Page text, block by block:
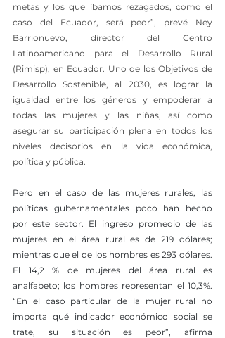
metas y los que íbamos rezagados, como el
caso del Ecuador, será peor”, prevé Ney
Barrionuevo, director del Centro
Latinoamericano para el Desarrollo Rural
(Rimisp), en Ecuador. Uno de los Objetivos de
Desarrollo Sostenible, al 2030, es lograr la
igualdad entre los géneros y empoderar a
todas las mujeres y las niñas, así como
asegurar su participación plena en todos los
niveles decisorios en la vida económica,
política y pública.
Pero en el caso de las mujeres rurales, las
políticas gubernamentales poco han hecho
por este sector. El ingreso promedio de las
mujeres en el área rural es de 219 dólares;
mientras que el de los hombres es 293 dólares.
El 14,2 % de mujeres del área rural es
analfabeto; los hombres representan el 10,3%.
“En el caso particular de la mujer rural no
importa qué indicador económico social se
trate, su situación es peor”, afirma